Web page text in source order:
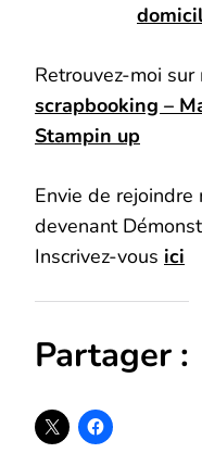
Retrouvez-moi
scrapbooking –
Stampin up
Envie de rejoindre
devenant
Inscrivez-vous ici
Partager :